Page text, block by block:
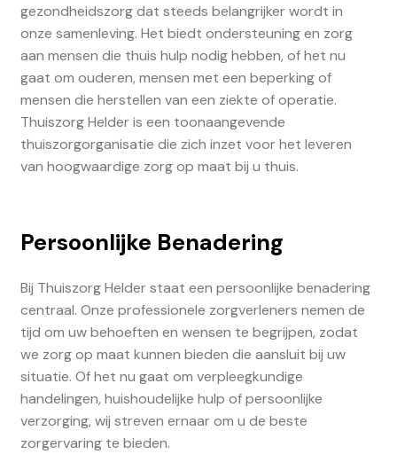
gezondheidszorg dat steeds belangrijker wordt in
onze samenleving. Het biedt ondersteuning en zorg
aan mensen die thuis hulp nodig hebben, of het nu
gaat om ouderen, mensen met een beperking of
mensen die herstellen van een ziekte of operatie.
Thuiszorg Helder is een toonaangevende
thuiszorgorganisatie die zich inzet voor het leveren
van hoogwaardige zorg op maat bij u thuis.
Persoonlijke Benadering
Bij Thuiszorg Helder staat een persoonlijke benadering
centraal. Onze professionele zorgverleners nemen de
tijd om uw behoeften en wensen te begrijpen, zodat
we zorg op maat kunnen bieden die aansluit bij uw
situatie. Of het nu gaat om verpleegkundige
handelingen, huishoudelijke hulp of persoonlijke
verzorging, wij streven ernaar om u de beste
zorgervaring te bieden.